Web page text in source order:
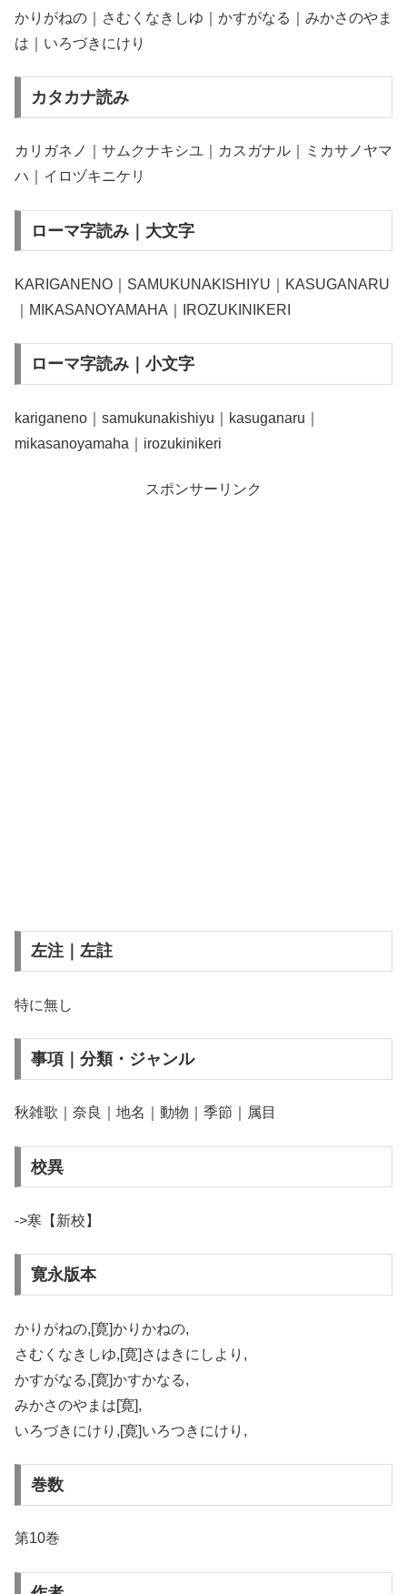
かりがねの｜さむくなきしゆ｜かすがなる｜みかさのやま
は｜いろづきにけり
カタカナ読み
カリガネノ｜サムクナキシユ｜カスガナル｜ミカサノヤマ
ハ｜イロヅキニケリ
ローマ字読み｜大文字
KARIGANENO｜SAMUKUNAKISHIYU｜KASUGANARU
｜MIKASANOYAMAHA｜IROZUKINIKERI
ローマ字読み｜小文字
kariganeno｜samukunakishiyu｜kasuganaru｜
mikasanoyamaha｜irozukinikeri
スポンサーリンク
左注｜左註
特に無し
事項｜分類・ジャンル
秋雑歌｜奈良｜地名｜動物｜季節｜属目
校異
->寒【新校】
寛永版本
かりがねの,[寛]かりかねの,
さむくなきしゆ,[寛]さはきにしより,
かすがなる,[寛]かすかなる,
みかさのやまは[寛],
いろづきにけり,[寛]いろつきにけり,
巻数
第10巻